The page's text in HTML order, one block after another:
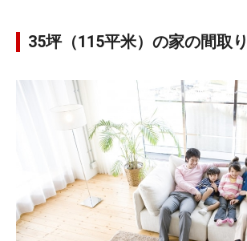
35坪（115平米）の家の間取り